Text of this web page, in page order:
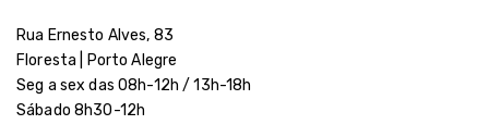
Rua Ernesto Alves, 83
Floresta | Porto Alegre
Seg a sex das 08h-12h / 13h-18h
Sábado 8h30-12h